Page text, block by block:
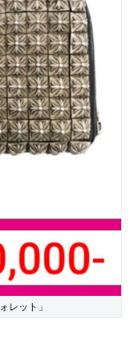
レット」